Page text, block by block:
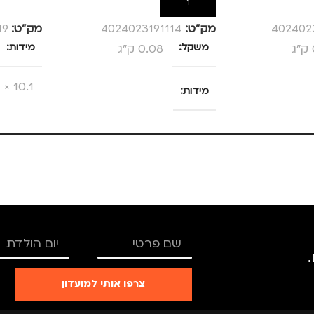
מק”ט: 4024023191114
משקל 0.08 ק"ג
מידות
25 × 13.5 × 4 סנטימטרים
מותגים TROIKA
מתאים ל גברים ,נשים
מק”ט:
מידות
10.1 × 8.5 × 1.2 סנטימטרים
גברים
צרפו אותי למועדון